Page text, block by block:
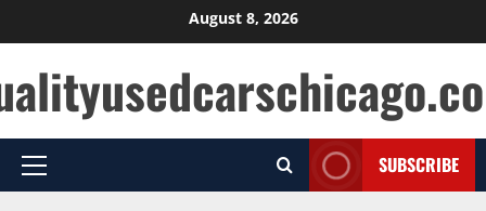
to
content
August 8, 2026
Primary
SUBSCRIBE